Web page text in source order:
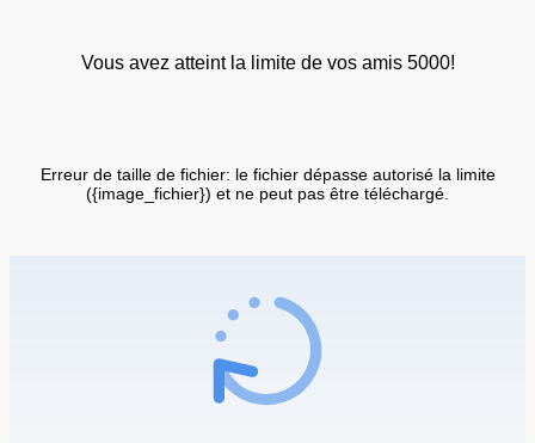
Vous avez atteint la limite de vos amis 5000!
Erreur de taille de fichier: le fichier dépasse autorisé la limite
({image_fichier}) et ne peut pas être téléchargé.